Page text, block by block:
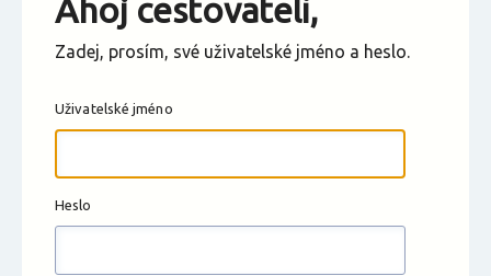
Změnit měnu
Ahoj cestovateli,
Zadej, prosím, své uživatelské jméno a heslo.
Uživatelské jméno
Heslo